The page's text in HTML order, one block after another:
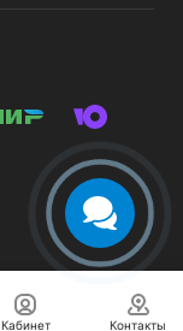
Кабинет Контакты